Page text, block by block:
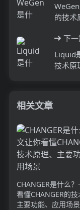
的技术
下一
Liquid
技术原
相关文章
CHANGER是什么
看懂CHANGER的技
主要功能、应用场景